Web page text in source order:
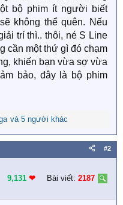
bộ phim ít người biết
không thể quên. Nếu
trí thì.. thôi, né S Line
cần một thứ gì đó chạm
khiến bạn vừa sợ vừa
bảo, đây là bộ phim
và 5 người khác
#2
9,131 ❤︎ Bài viết: 2187